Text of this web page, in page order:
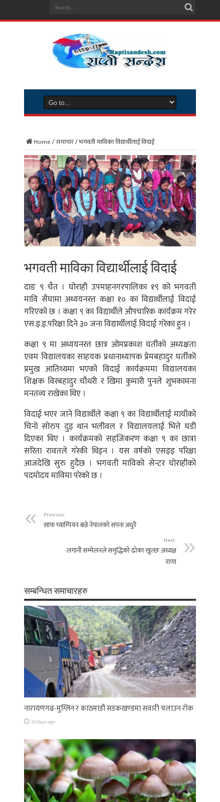
Home/समाचार/भगवती माविका विद्यार्थीलाई विदाई
भगवती माविका विद्यार्थीलाई विदाई
दाङ ९ चैत । घोराही उपमाहनगरपालिका १९ को भगवती
मावि सैघामा अध्ययनरत्त कक्षा १० का विद्यार्थीलाई विदाई
गरिएको छ । कक्षा ९ का विद्यार्थीले औपचारिक कार्यक्रम गरेर
एस.इ.इ.परिक्षा दिने ३० जना विद्यार्थीलाई विदाई गरेका हुन ।
कक्षा ९ मा अध्ययनरत्त छात्र ओमप्रकाश घर्तीको अध्यक्षता
एवम विद्यालयका साहयक प्रधानाध्यापक प्रेमबहादुर घर्तीको
प्रमुख आतिथ्यमा भएको विदाई कार्यक्रममा विद्यालयका
शिक्षक विरबहादुर चौधरी र खिमा कुमारी पुनले शुभकामना
मनतव्य राखेका थिए ।
विदाई भएर जाने विद्यार्थीले कक्षा ९ का विद्यार्थीलाई मायाँको
चिनो सोरुप दुइ थान भलीवल र विद्यालयलाई भित्ते घडी
दिएका थिए । कार्यक्रमको सहजिकरण कक्षा ९ का छात्रा
सरिता रावतले गरेकी थिइन । यस वर्षको एसइइ परिक्षा
आजदेखि सुरु हुदैछ । भगवती माविको सेन्टर घोराहीको
पदमोदय माविमा परेको छ ।
Previous:
साफ च्याम्पियन बन्ने नेपालको सपना अधुरै
Next:
लगानी सम्मेलनले समृद्धिको ढोका खुल्छः अध्यक्ष
राणा
सम्बन्धित समाचारहरु
नारायणगढ-मुग्लिन र काठमाडौं सडकखण्डमा सवारी चलाउन रोक
20 days ago